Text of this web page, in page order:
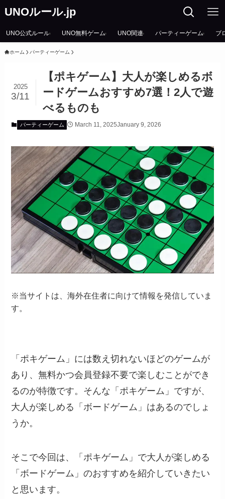
UNOルール.jp
UNO公式ルール UNO無料ゲーム UNO関連 パーティーゲーム ブ
ホーム パーティーゲーム
【ポキゲーム】大人が楽しめるボ
ードゲームおすすめ7選！2人で遊
べるものも
2025
3/11
パーティーゲーム March 11, 2025January 9, 2026
※当サイトは、海外在住者に向けて情報を発信していま
す。
「ポキゲーム」には数え切れないほどのゲームが
あり、無料かつ会員登録不要で楽しむことができ
るのが特徴です。そんな「ポキゲーム」ですが、
大人が楽しめる「ボードゲーム」はあるのでしょ
うか。
そこで今回は、「ポキゲーム」で大人が楽しめる
「ボードゲーム」のおすすめを紹介していきたい
と思います。